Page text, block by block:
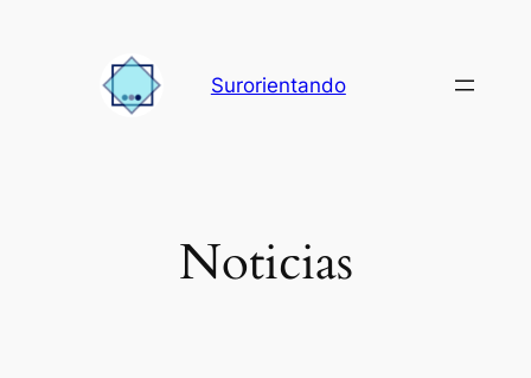
contenido
Surorientando
Noticias